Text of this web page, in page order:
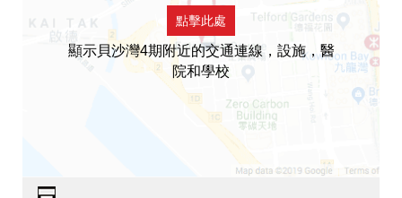
點擊此處
顯示貝沙灣4期附近的交通連線，設施，醫
院和學校